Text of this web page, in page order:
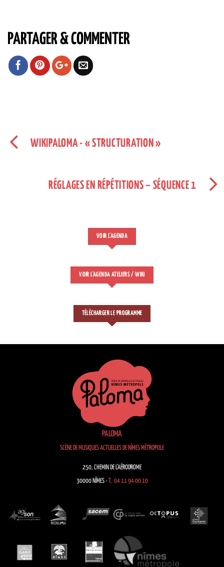
PARTAGER & COMMENTER
WIKIPALOMA - « STRUCTURATION »
RÉGLAGES EN RÉPÉTITIONS – SÉQUENCE 1
VOIR L'AGENDA
VOIR L'AGENDA ATELIERS / WIKI
TÉLÉCHARGER LE PROGRAMME
PALOMA
SCÈNE DE MUSIQUES ACTUELLES DE NÎMES MÉTROPOLE
250, CHEMIN DE L’AÉRODROME
30000 NÎMES -T. 04 11 94 00 10